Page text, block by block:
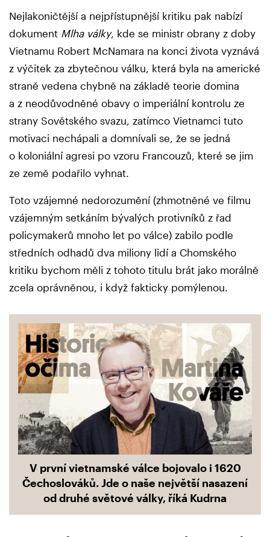
Nejlakoničtější a nejpřístupnější kritiku pak nabízí
dokument Mlha války, kde se ministr obrany z doby
Vietnamu Robert McNamara na konci života vyznává
z výčitek za zbytečnou válku, která byla na americké
straně vedena chybně na základě teorie domina
a z neodůvodněné obavy o imperiální kontrolu ze
strany Sovětského svazu, zatímco Vietnamci tuto
motivaci nechápali a domnívali se, že se jedná
o koloniální agresi po vzoru Francouzů, které se jim
ze země podařilo vyhnat.
Toto vzájemné nedorozumění (zhmotněné ve filmu
vzájemným setkáním bývalých protivníků z řad
policymakerů mnoho let po válce) zabilo podle
středních odhadů dva miliony lidí a Chomského
kritiku bychom měli z tohoto titulu brát jako morálně
zcela oprávněnou, i když fakticky pomýlenou.
V první vietnamské válce bojovalo i 1620
Čechoslováků. Jde o naše největší nasazení
od druhé světové války, říká Kudrna